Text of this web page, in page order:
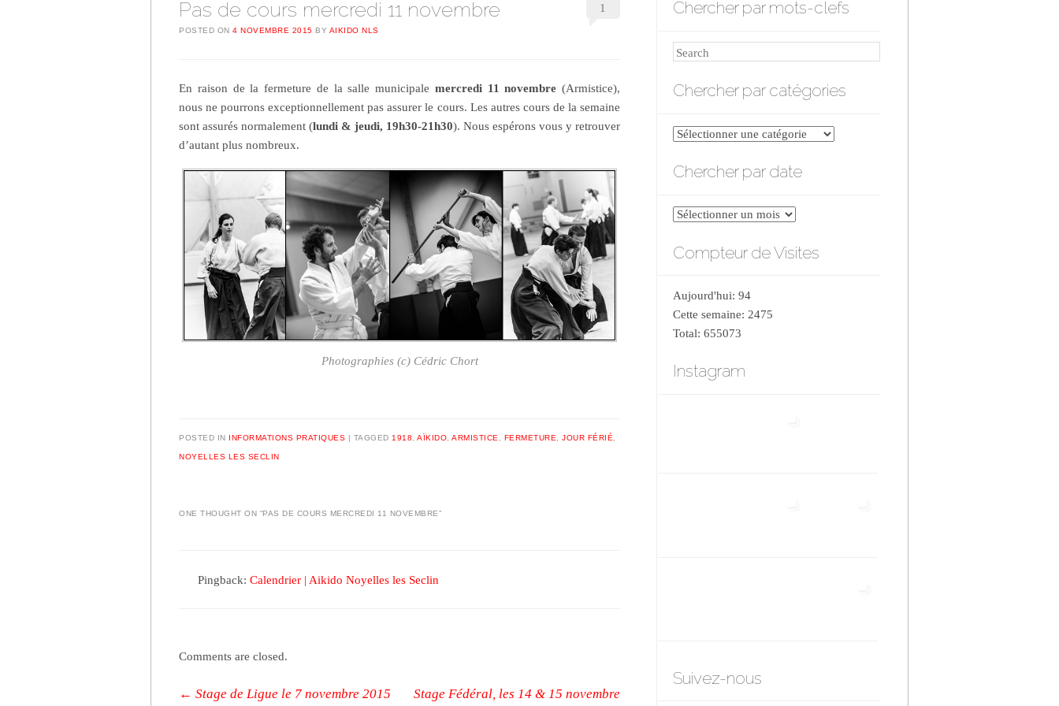
Pas de cours mercredi 11 novembre
POSTED ON 4 NOVEMBRE 2015 BY AIKIDO NLS
1
En raison de la fermeture de la salle municipale mercredi 11 novembre (Armistice),
nous ne pourrons exceptionnellement pas assurer le cours. Les autres cours de la semaine
sont assurés normalement (lundi & jeudi, 19h30-21h30). Nous espérons vous y retrouver
d’autant plus nombreux.
Photographies (c) Cédric Chort
POSTED IN INFORMATIONS PRATIQUES | TAGGED 1918 AÏKIDO ARMISTICE FERMETURE JOUR FÉRIÉ
NOYELLES LES SECLIN
ONE THOUGHT ON “PAS DE COURS MERCREDI 11 NOVEMBRE”
Pingback:Calendrier | Aikido Noyelles les Seclin
Comments are closed.
Post navigation
← Stage de Ligue le 7 novembre 2015
Stage Fédéral, les 14 & 15 novembre
Chercher par mots-clefs
Search
Chercher par catégories
Chercher
catégories
Chercher par date
Chercher
date
Compteur de Visites
Aujourd'hui: 94
Cette semaine: 2475
Total: 655073
Instagram
Suivez-nous